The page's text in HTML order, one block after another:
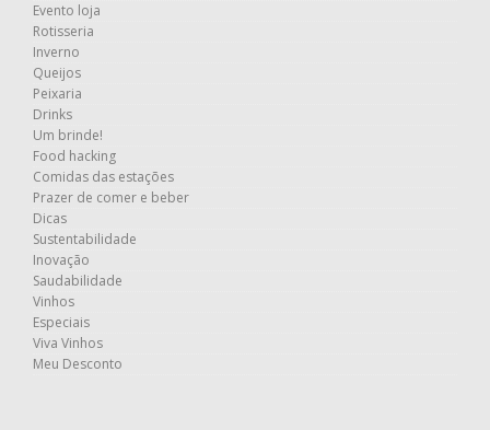
Evento loja
Rotisseria
Inverno
Queijos
Peixaria
Drinks
Um brinde!
Food hacking
Comidas das estações
Prazer de comer e beber
Dicas
Sustentabilidade
Inovação
Saudabilidade
Vinhos
Especiais
Viva Vinhos
Meu Desconto